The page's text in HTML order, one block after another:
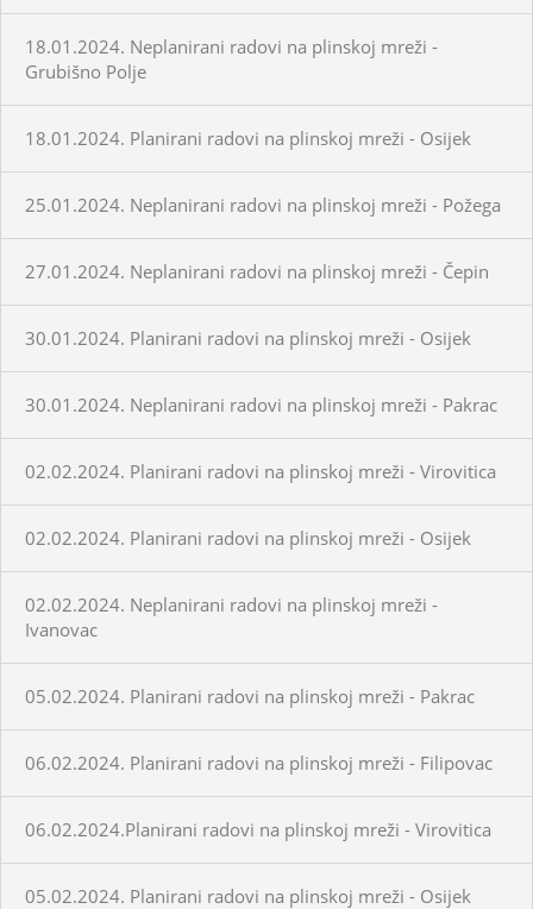
18.01.2024. Neplanirani radovi na plinskoj mreži -
Grubišno Polje
18.01.2024. Planirani radovi na plinskoj mreži - Osijek
25.01.2024. Neplanirani radovi na plinskoj mreži - Požega
27.01.2024. Neplanirani radovi na plinskoj mreži - Čepin
30.01.2024. Planirani radovi na plinskoj mreži - Osijek
30.01.2024. Neplanirani radovi na plinskoj mreži - Pakrac
02.02.2024. Planirani radovi na plinskoj mreži - Virovitica
02.02.2024. Planirani radovi na plinskoj mreži - Osijek
02.02.2024. Neplanirani radovi na plinskoj mreži -
Ivanovac
05.02.2024. Planirani radovi na plinskoj mreži - Pakrac
06.02.2024. Planirani radovi na plinskoj mreži - Filipovac
06.02.2024.Planirani radovi na plinskoj mreži - Virovitica
05.02.2024. Planirani radovi na plinskoj mreži - Osijek